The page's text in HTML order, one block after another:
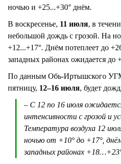
ночью и +25...+30° днём.
В воскресенье, 11 июля, в
небольшой дождь с грозой. На
+12...+17°. Днём потеплеет до
западных районах ожидается до
По данным Обь-Иртышского
пятницу, 12–16 июля, будет
– С 12 по 16 июля
интенсивности с грозой и
Температура воздуха 12
ночью от +10° до +17°,
западных районах